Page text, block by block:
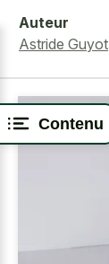
Contenu
Auteur
Astride Guyot